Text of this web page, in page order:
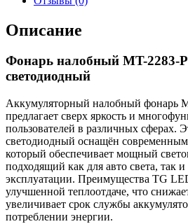
Описание
Фонарь налобный MT-2283-
светодиодный
Аккумуляторный налобный фонарь
предлагает сверх яркость и
пользователей в различных сферах.
светодиодный оснащён
который обеспечивает мощный
подходящий как для авто света, так
эксплуатации. Преимущества TG
улучшенной теплоотдаче, что
увеличивает срок службы
потреблении энергии.